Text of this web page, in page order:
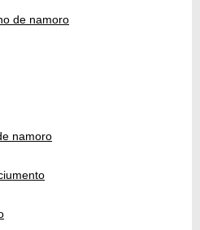
de namoro
namoro